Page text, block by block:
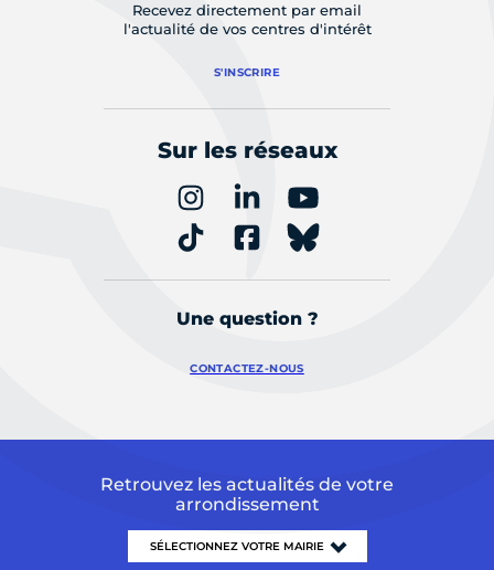
Recevez directement par email
l'actualité de vos centres d'intérêt
S'INSCRIRE
Sur les réseaux
Une question ?
CONTACTEZ-NOUS
Retrouvez les actualités de votre
arrondissement